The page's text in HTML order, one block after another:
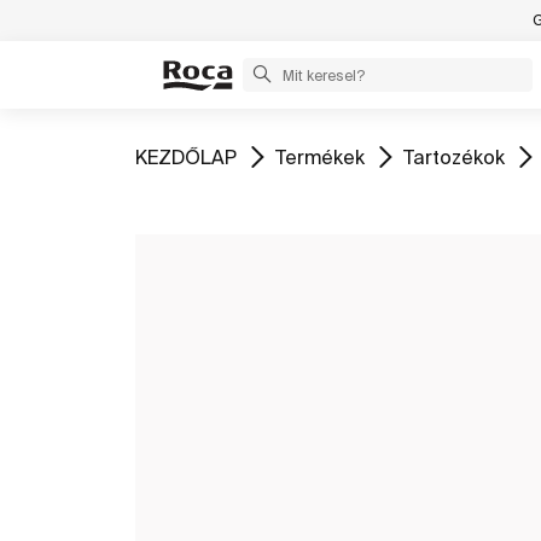
Ugrás
KEZDŐLAP Ugrás
Termékek Ugrás
Tartozékok